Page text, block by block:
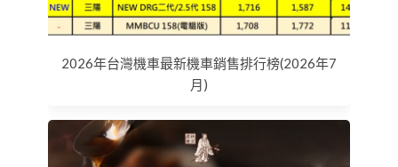
2026年台灣機車最新機車銷售排行榜(2026年7
月)